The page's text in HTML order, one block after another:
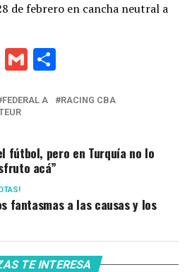
de febrero en cancha neutral a
GmailShare
FEDERAL A
RACING CBA
fútbol, pero en Turquía no lo
acá”
fantasmas a las causas y los
TE INTERESA